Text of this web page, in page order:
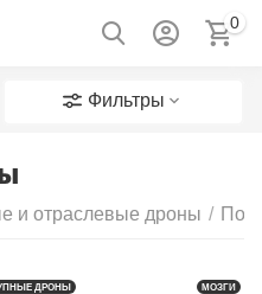
0
Фильтры
и отраслевые дроны /
ДРОНЫ МОЗГИ